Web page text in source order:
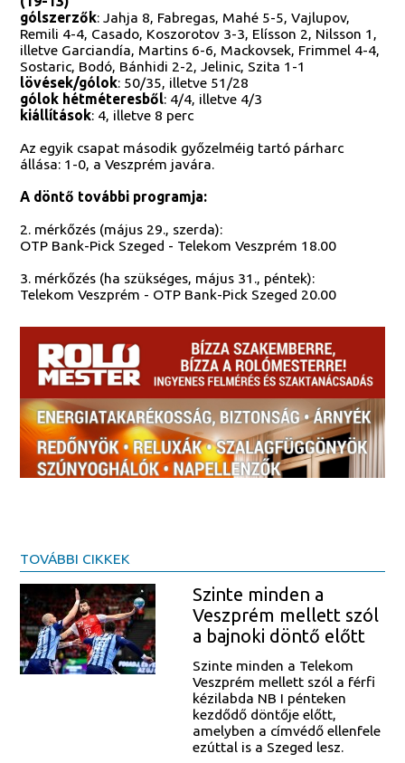
gólszerzők: Jahja 8, Fabregas, Mahé 5-5, Vajlupov,
Remili 4-4, Casado, Koszorotov 3-3, Elísson 2, Nilsson 1,
illetve Garciandía, Martins 6-6, Mackovsek, Frimmel 4-4,
Sostaric, Bodó, Bánhidi 2-2, Jelinic, Szita 1-1
lövések/gólok: 50/35, illetve 51/28
gólok hétméteresből: 4/4, illetve 4/3
kiállítások: 4, illetve 8 perc
Az egyik csapat második győzelméig tartó párharc
állása: 1-0, a Veszprém javára.
A döntő további programja:
2. mérkőzés (május 29., szerda):
OTP Bank-Pick Szeged - Telekom Veszprém 18.00
3. mérkőzés (ha szükséges, május 31., péntek):
Telekom Veszprém - OTP Bank-Pick Szeged 20.00
TOVÁBBI CIKKEK
Szinte minden a
Veszprém mellett szól
a bajnoki döntő előtt
Szinte minden a Telekom
Veszprém mellett szól a férfi
kézilabda NB I pénteken
kezdődő döntője előtt,
amelyben a címvédő ellenfele
ezúttal is a Szeged lesz.